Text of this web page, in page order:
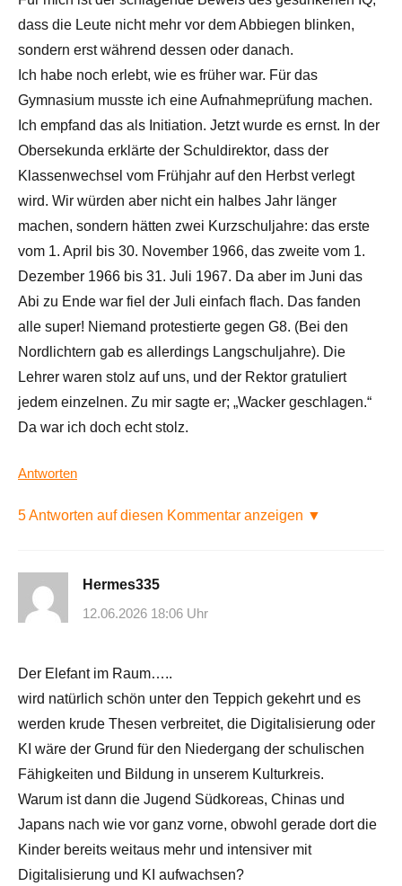
dass die Leute nicht mehr vor dem Abbiegen blinken,
sondern erst während dessen oder danach.
Ich habe noch erlebt, wie es früher war. Für das
Gymnasium musste ich eine Aufnahmeprüfung machen.
Ich empfand das als Initiation. Jetzt wurde es ernst. In der
Obersekunda erklärte der Schuldirektor, dass der
Klassenwechsel vom Frühjahr auf den Herbst verlegt
wird. Wir würden aber nicht ein halbes Jahr länger
machen, sondern hätten zwei Kurzschuljahre: das erste
vom 1. April bis 30. November 1966, das zweite vom 1.
Dezember 1966 bis 31. Juli 1967. Da aber im Juni das
Abi zu Ende war fiel der Juli einfach flach. Das fanden
alle super! Niemand protestierte gegen G8. (Bei den
Nordlichtern gab es allerdings Langschuljahre). Die
Lehrer waren stolz auf uns, und der Rektor gratuliert
jedem einzelnen. Zu mir sagte er; „Wacker geschlagen.“
Da war ich doch echt stolz.
Antworten
5 Antworten auf diesen Kommentar anzeigen ▼
Hermes335
12.06.2026 18:06 Uhr
Der Elefant im Raum…..
wird natürlich schön unter den Teppich gekehrt und es
werden krude Thesen verbreitet, die Digitalisierung oder
KI wäre der Grund für den Niedergang der schulischen
Fähigkeiten und Bildung in unserem Kulturkreis.
Warum ist dann die Jugend Südkoreas, Chinas und
Japans nach wie vor ganz vorne, obwohl gerade dort die
Kinder bereits weitaus mehr und intensiver mit
Digitalisierung und KI aufwachsen?